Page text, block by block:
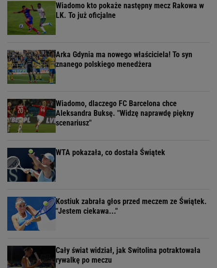
Wiadomo kto pokaże następny mecz Rakowa w
LK. To już oficjalne
Arka Gdynia ma nowego właściciela! To syn
znanego polskiego menedżera
Wiadomo, dlaczego FC Barcelona chce
Aleksandra Buksę. "Widzę naprawdę piękny
scenariusz"
WTA pokazała, co dostała Świątek
Kostiuk zabrała głos przed meczem ze Świątek.
"Jestem ciekawa..."
Cały świat widział, jak Switolina potraktowała
rywalkę po meczu